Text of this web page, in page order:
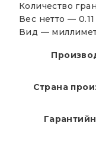
Количество
Вес нетто — 0.11
Вид —
Страна